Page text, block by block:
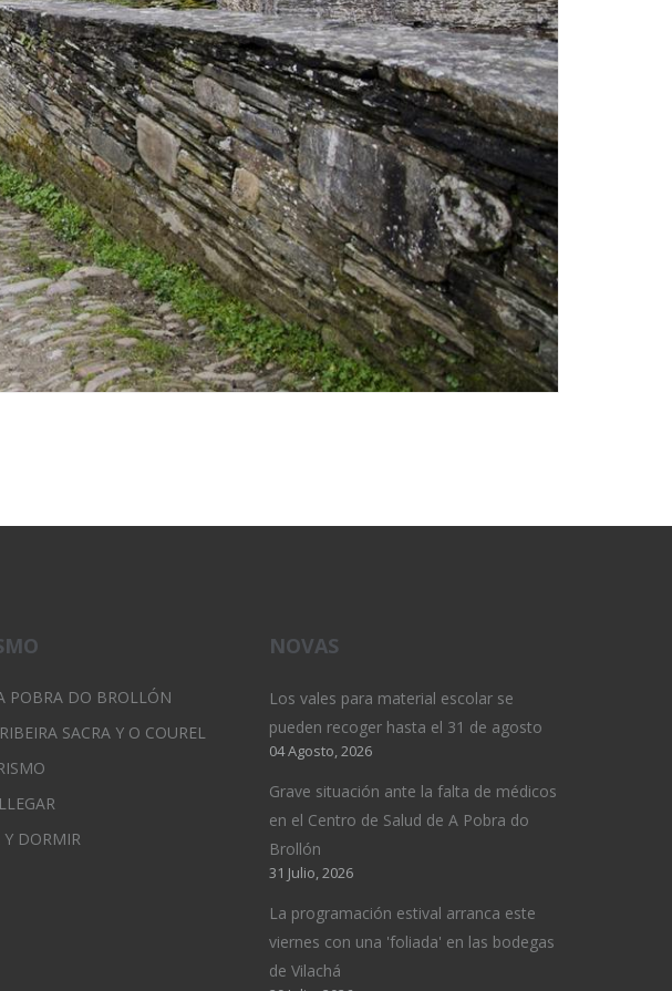
POBRA DO BROLLÓN
SACRA Y O COUREL
Y DORMIR
NOVAS
Los vales para material escolar se
pueden recoger hasta el 31 de agosto
04 Agosto, 2026
Grave situación ante la falta de médicos
en el Centro de Salud de A Pobra do
Brollón
31 Julio, 2026
La programación estival arranca este
viernes con una 'foliada' en las bodegas
de Vilachá